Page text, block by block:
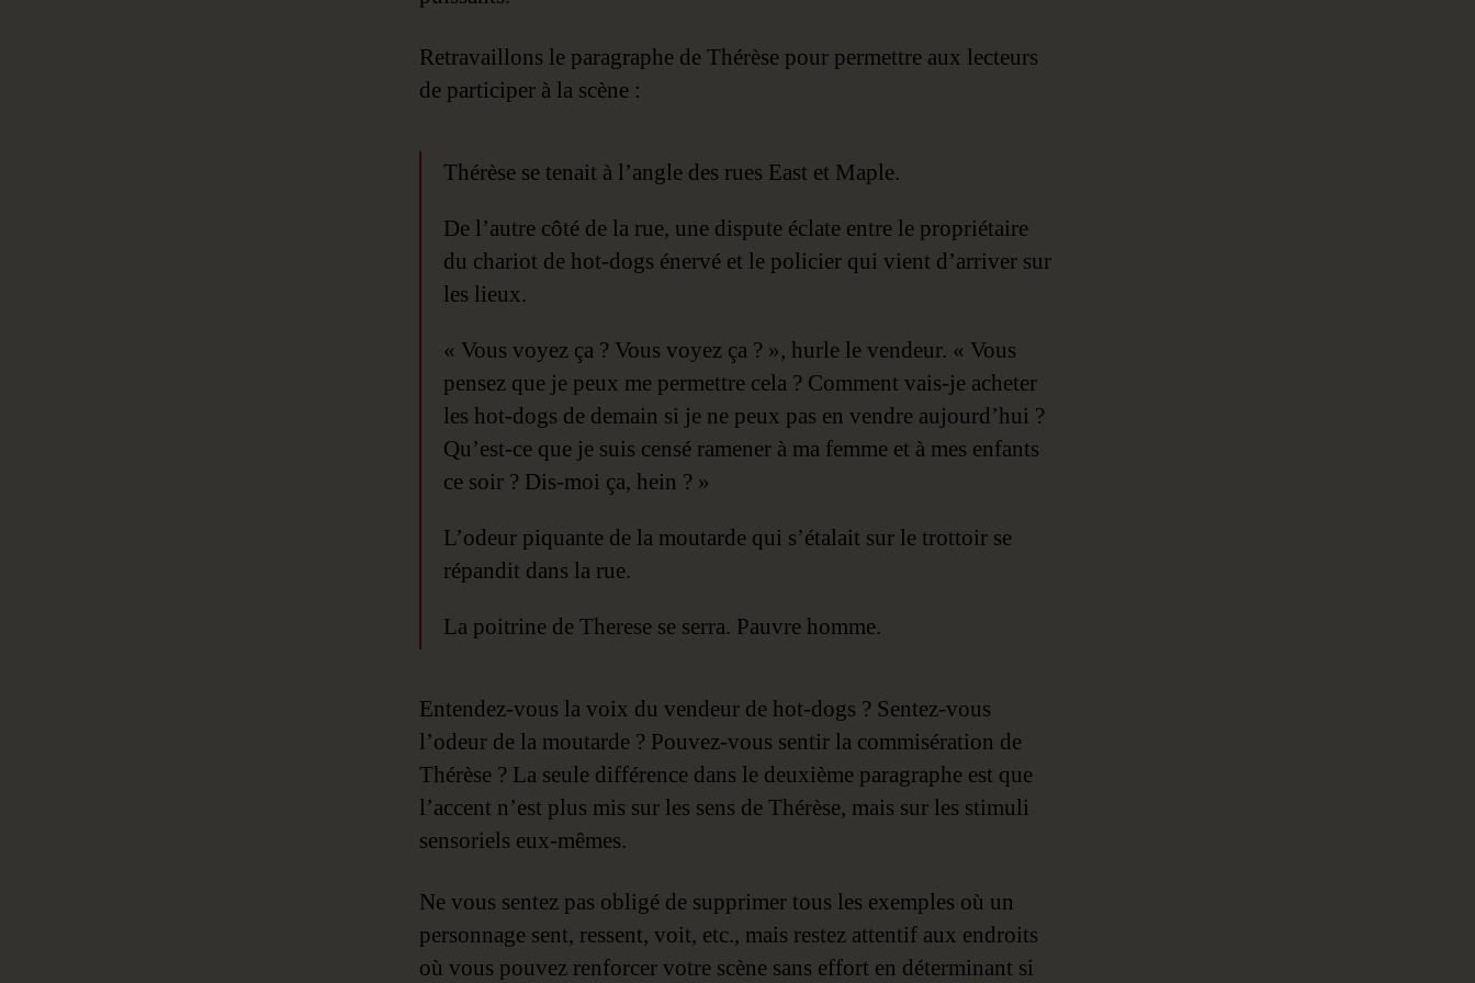
Retravaillons le paragraphe de Thérèse pour permettre aux lecteurs
de participer à la scène :
Thérèse se tenait à l’angle des rues East et Maple.
De l’autre côté de la rue, une dispute éclate entre le propriétaire
du chariot de hot-dogs énervé et le policier qui vient d’arriver sur
les lieux.
« Vous voyez ça ? Vous voyez ça ? », hurle le vendeur. « Vous
pensez que je peux me permettre cela ? Comment vais-je acheter
les hot-dogs de demain si je ne peux pas en vendre aujourd’hui ?
Qu’est-ce que je suis censé ramener à ma femme et à mes enfants
ce soir ? Dis-moi ça, hein ? »
L’odeur piquante de la moutarde qui s’étalait sur le trottoir se
répandit dans la rue.
La poitrine de Therese se serra. Pauvre homme.
Entendez-vous la voix du vendeur de hot-dogs ? Sentez-vous
l’odeur de la moutarde ? Pouvez-vous sentir la commisération de
Thérèse ? La seule différence dans le deuxième paragraphe est que
l’accent n’est plus mis sur les sens de Thérèse, mais sur les stimuli
sensoriels eux-mêmes.
Ne vous sentez pas obligé de supprimer tous les exemples où un
personnage sent, ressent, voit, etc., mais restez attentif aux endroits
où vous pouvez renforcer votre scène sans effort en déterminant si